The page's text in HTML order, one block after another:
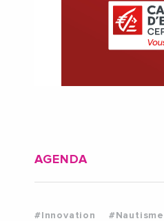
AGENDA
#Innovation #Nautisme